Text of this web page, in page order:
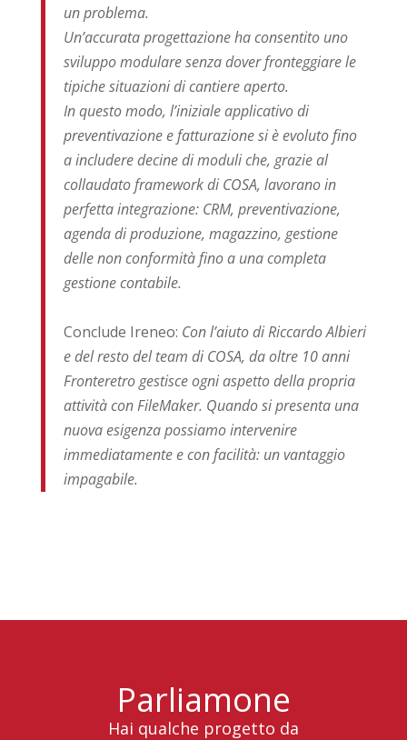
un problema.
Un’accurata progettazione ha consentito uno
sviluppo modulare senza dover fronteggiare le
tipiche situazioni di cantiere aperto.
In questo modo, l’iniziale applicativo di
preventivazione e fatturazione si è evoluto fino
a includere decine di moduli che, grazie al
collaudato framework di COSA, lavorano in
perfetta integrazione: CRM, preventivazione,
agenda di produzione, magazzino, gestione
delle non conformità fino a una completa
gestione contabile.
Conclude Ireneo: Con l’aiuto di Riccardo Albieri
e del resto del team di COSA, da oltre 10 anni
Fronteretro gestisce ogni aspetto della propria
attività con FileMaker. Quando si presenta una
nuova esigenza possiamo intervenire
immediatamente e con facilità: un vantaggio
impagabile.
Parliamone
Hai qualche progetto da